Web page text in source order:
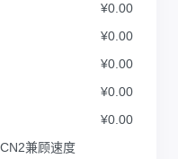
¥0.00
¥0.00
¥0.00
¥0.00
¥0.00
兼顾速度